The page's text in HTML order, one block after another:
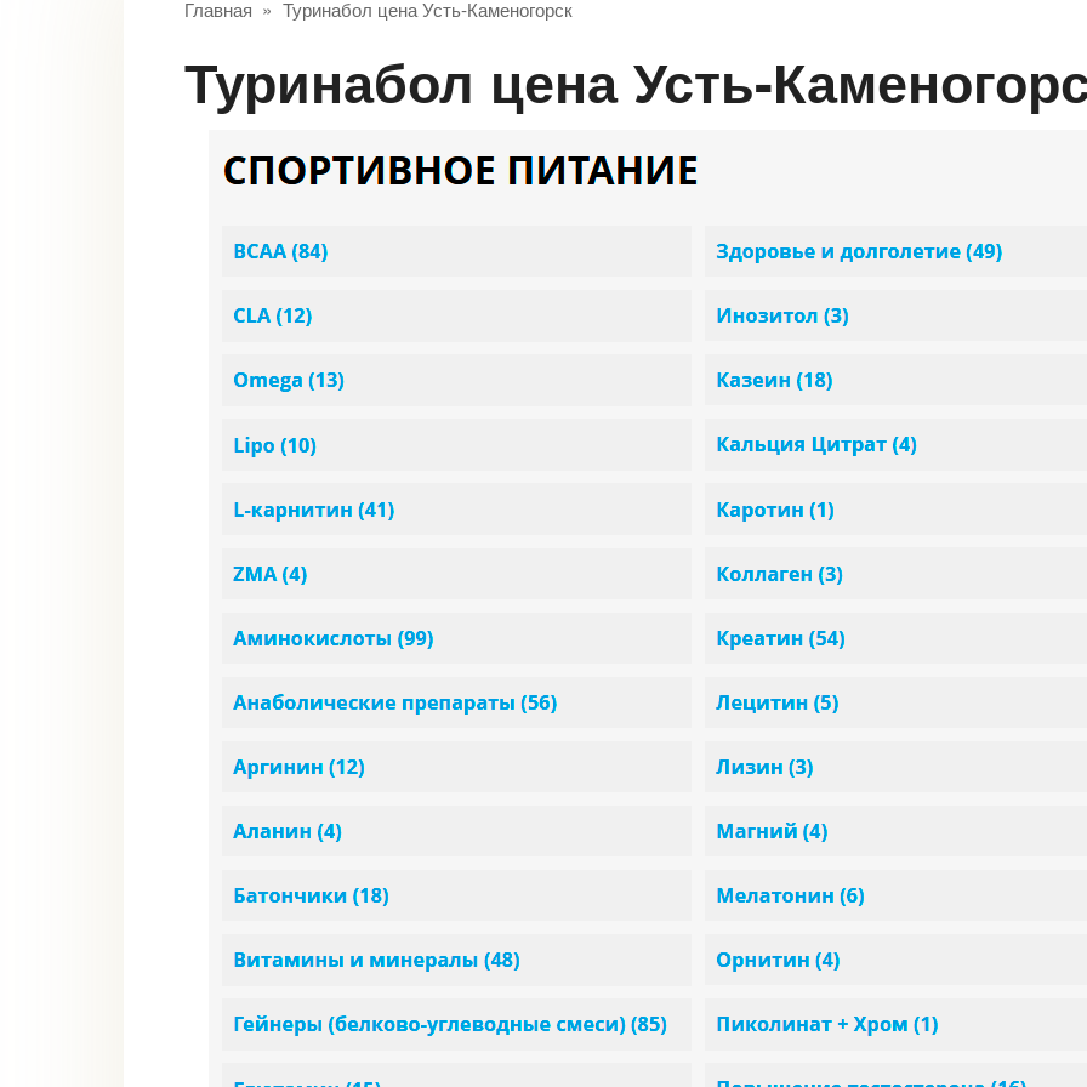
Главная » Туринабол цена Усть-Каменогорск
Туринабол цена Усть-